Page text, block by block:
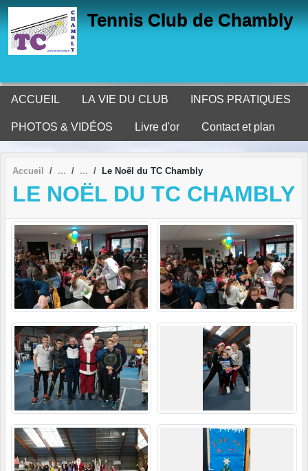
Tennis Club de Chambly
ACCUEIL LA VIE DU CLUB INFOS PRATIQUES
PHOTOS & VIDÉOS Livre d'or Contact et plan
Accueil Le Noël du TC Chambly
LE NOËL DU TC CHAMBLY
Panneau de gestion des cookies